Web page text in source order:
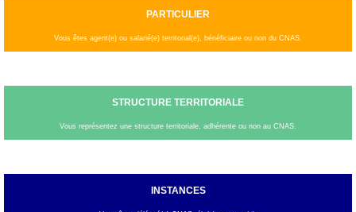
PARTICULIER
Vous êtes agent(e) ou salarié(e) territorial(e), bénéficiaire ou non du CNAS.
STRUCTURE TERRITORIALE
Vous représentez une structure territoriale, adhérente ou non au CNAS.
INSTANCES